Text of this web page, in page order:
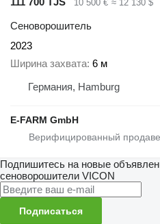
10 500 € ≈ 12 130 $
Сеноворошитель
2023
Ширина захвата 6 м
Германия, Hamburg
E-FARM GmbH
Подпишитесь на новые
сеноворошители VICON
Подписаться